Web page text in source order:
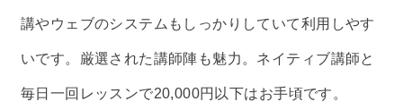
講やウェブのシステムもしっかりしていて利用しやす
いです。厳選された講師陣も魅力。ネイティブ講師と
毎日一回レッスンで20,000円以下はお手頃です。